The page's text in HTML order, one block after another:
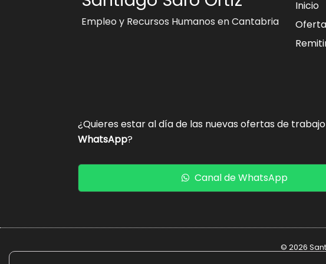
Empleo y Recursos Humanos en Cantabria
Inicio
¿Quieres estar al día de las nuevas ofertas de
WhatsApp?
Canal de WhatsApp
© 2026
La presente web es un proyecto personal de carácter